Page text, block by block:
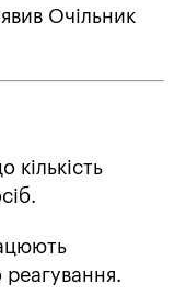
Очільник
кількість